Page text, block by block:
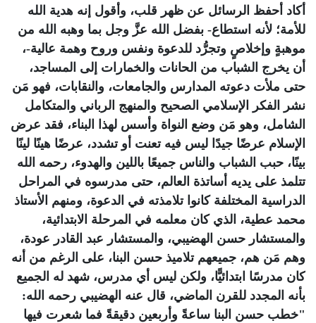
أكاد أحفظ الرسائل عن ظهر قلب، وأقول إنه هدية الله
للأمة؛ لأنه استطاع- بفضل الله عزَّ وجل بما وهبه الله من
موهبةٍ وإخلاصٍ وتجرُّد للدعوة ونفس وروح وهمة عالية-،
أن يخرج الشباب من الحانات والخمارات إلى المساجد،
حتى ملأت دعوته المدارس والجامعات، والنقابات، فهو مَن
نشر الفكر الإسلامي الصحيح والمنهج الرباني والمتكامل
الشامل، وهو مَن وضع النواة وأسس لهذا البناء، فقد عرض
الإسلام عرضًا جيدًا ليس فيه تعنت أو تشدد، عرضًا هينًا لينًا
بينًا، حبب الشباب والناس جميعًا باللين والهدوء، رحمه الله
تتلمذ على يديه أساتذة العالم، حتى مدرسوه في المراحل
الدراسية المختلفة كانوا تلامذته في الدعوة، ومنهم الأستاذ
محمد عطية، الذي كان معلمه في المرحلة الابتدائية،
والمستشار حسن الهضيبي، والمستشار عبد القادر عودة،
وهم مَن هم، جميعهم تلاميذ حسن البنا، على الرغم من أنه
كان مدرسًا ابتدائيًّا، ولكن ليس أي مدرس، شهد له الجميع
بأنه المجدد للقرن الماضي، قال عنه الهضيبي رحمه الله:
"خطب حسن البنا ساعةً وأربعين دقيقةً فما شعرت فيها